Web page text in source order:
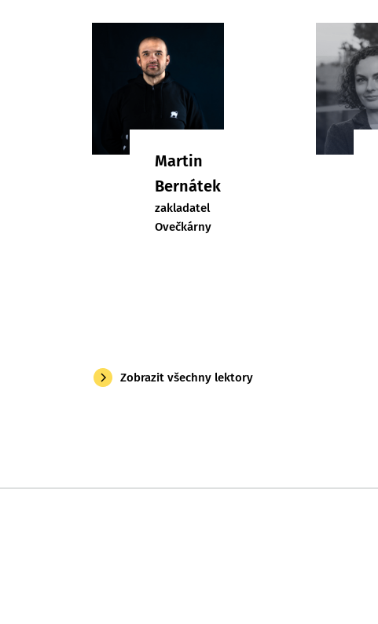
Martin
Bernátek
zakladatel
Ovečkárny
Zobrazit všechny lektory